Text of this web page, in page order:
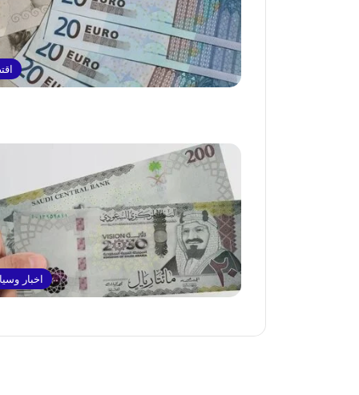
اخبار